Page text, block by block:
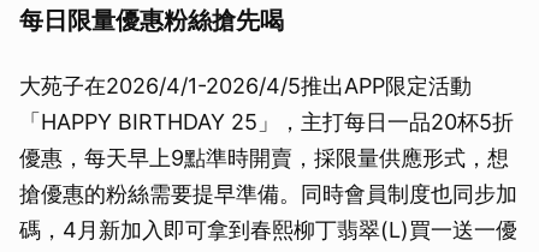
每日限量優惠粉絲搶先喝
大苑子在2026/4/1-2026/4/5推出APP限定活動
「HAPPY BIRTHDAY 25」，主打每日一品20杯5折
優惠，每天早上9點準時開賣，採限量供應形式，想
搶優惠的粉絲需要提早準備。同時會員制度也同步加
碼，4月新加入即可拿到春熙柳丁翡翠(L)買一送一優